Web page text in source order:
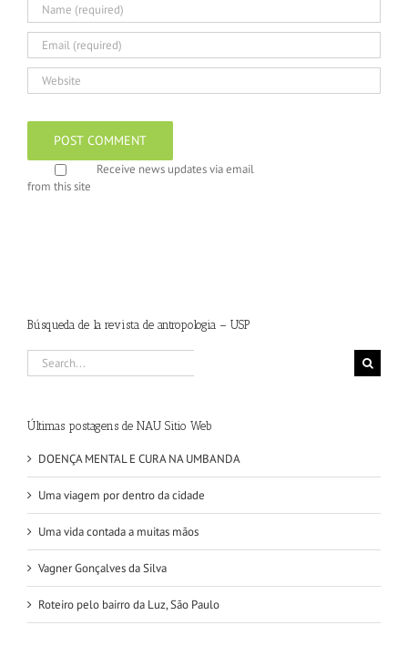
Receive news updates via email
from this site
Búsqueda de la revista de antropologia – USP
Search
for:
Últimas postagens de NAU Sitio Web
DOENÇA MENTAL E CURA NA UMBANDA
Uma viagem por dentro da cidade
Uma vida contada a muitas mãos
Vagner Gonçalves da Silva
Roteiro pelo bairro da Luz, São Paulo